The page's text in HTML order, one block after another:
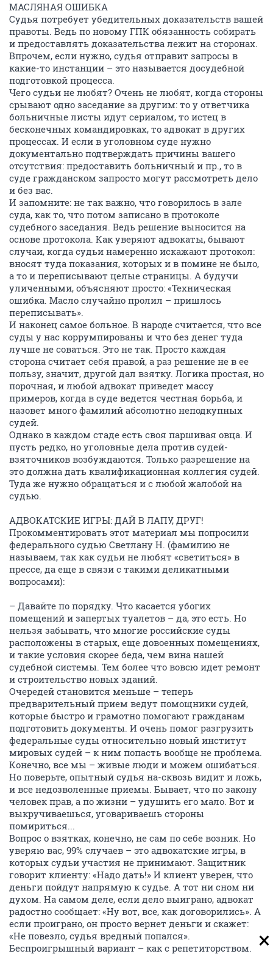
МАСЛЯНАЯ ОШИБКА
Судья потребует убедительных доказательств вашей
правоты. Ведь по новому ГПК обязанность собирать
и предоставлять доказательства лежит на сторонах.
Впрочем, если нужно, судья отправит запросы в
какие-то инстанции – это называется досудебной
подготовкой процесса.
Чего судьи не любят? Очень не любят, когда стороны
срывают одно заседание за другим: то у ответчика
больничные листы идут сериалом, то истец в
бесконечных командировках, то адвокат в других
процессах. И если в уголовном суде нужно
документально подтверждать причины вашего
отсутствия: предоставить больничный и пр., то в
суде гражданском запросто могут рассмотреть дело
и без вас.
И запомните: не так важно, что говорилось в зале
суда, как то, что потом записано в протоколе
судебного заседания. Ведь решение выносится на
основе протокола. Как уверяют адвокаты, бывают
случаи, когда судьи намеренно искажают протокол:
вносят туда показания, которых и в помине не было,
а то и переписывают целые страницы. А будучи
уличенными, объясняют просто: «Техническая
ошибка. Масло случайно пролил – пришлось
переписывать».
И наконец самое больное. В народе считается, что все
суды у нас коррумпированы и что без денег туда
лучше не соваться. Это не так. Просто каждая
сторона считает себя правой, а раз решение не в ее
пользу, значит, другой дал взятку. Логика простая, но
порочная, и любой адвокат приведет массу
примеров, когда в суде ведется честная борьба, и
назовет много фамилий абсолютно неподкупных
судей.
Однако в каждом стаде есть своя паршивая овца. И
пусть редко, но уголовные дела против судей-
взяточников возбуждаются. Только разрешение на
это должна дать квалификационная коллегия судей.
Туда же нужно обращаться и с любой жалобой на
судью.
АДВОКАТСКИЕ ИГРЫ: ДАЙ В ЛАПУ, ДРУГ!
Прокомментировать этот материал мы попросили
федерального судью Светлану Н. (фамилию не
называем, так как судьи не любят «светиться» в
прессе, да еще в связи с такими деликатными
вопросами):
– Давайте по порядку. Что касается убогих
помещений и запертых туалетов – да, это есть. Но
нельзя забывать, что многие российские суды
расположены в старых, еще довоенных помещениях,
и такие условия скорее беда, чем вина нашей
судебной системы. Тем более что вовсю идет ремонт
и строительство новых зданий.
Очередей становится меньше – теперь
предварительный прием ведут помощники судей,
которые быстро и грамотно помогают гражданам
подготовить документы. И очень помог разгрузить
федеральные суды относительно новый институт
мировых судей – к ним попасть вообще не проблема.
Конечно, все мы – живые люди и можем ошибаться.
Но поверьте, опытный судья на-сквозь видит и ложь,
и все недозволенные приемы. Бывает, что по закону
человек прав, а по жизни – удушить его мало. Вот и
выкручиваешься, уговариваешь стороны
помириться...
Вопрос о взятках, конечно, не сам по себе возник. Но
уверяю вас, 99% случаев – это адвокатские игры, в
которых судьи участия не принимают. Защитник
говорит клиенту: «Надо дать!» И клиент уверен, что
деньги пойдут напрямую к судье. А тот ни сном ни
духом. На самом деле, если дело выиграно, адвокат
радостно сообщает: «Ну вот, все, как договорились». А
если проиграно, он просто вернет деньги и скажет:
«Не повезло, судья вредный попался».
Беспроигрышный вариант – как с репетиторством.